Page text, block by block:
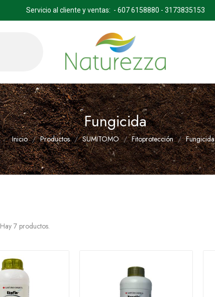
Servicio al cliente y ventas: - 607 6158880 - 3173835153
Fungicida
Inicio Productos SUMITOMO Fitoprotección Fungicida
Hay 7 productos.